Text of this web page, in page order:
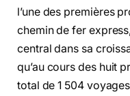
l’une des premières
chemin de fer
central dans sa
qu’au cours des huit
total de 1 504